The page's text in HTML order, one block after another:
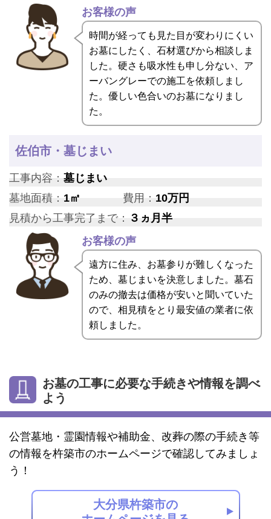
お客様の声
時間が経っても見た目が変わりにくい
お墓にしたく、石材選びから相談しま
した。硬さも吸水性も申し分ない、ア
ーバングレーでの施工を依頼しまし
た。優しい色合いのお墓になりまし
た。
佐伯市・墓じまい
工事内容： 墓じまい
墓地面積： 1㎡ 費用： 10万円
見積から工事完了まで： ３ヵ月半
お客様の声
遠方に住み、お墓参りが難しくなった
ため、墓じまいを決意しました。墓石
のみの撤去は価格が安いと聞いていた
ので、相見積をとり最安値の業者に依
頼しました。
お墓の工事に必要な手続きや情報を調べ
よう
公営墓地・霊園情報や補助金、改葬の際の手続き等
の情報を杵築市のホームページで確認してみましょ
う！
大分県杵築市の